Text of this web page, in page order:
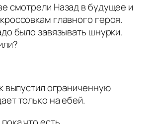
смотрели Назад в будущее и
главного героя.
было завязывать шнурки.
выпустил ограниченную
только на ебей.